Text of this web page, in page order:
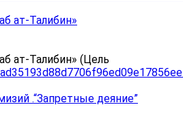
ат-Талибин»
ат-Талибин» (Цель
.“Запретные деяние”